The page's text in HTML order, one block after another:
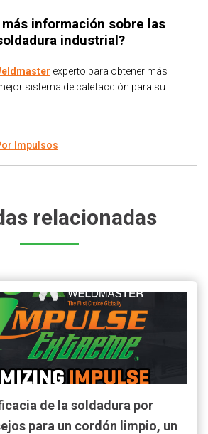
información sobre las
industrial?
experto para obtener más
sistema de calefacción para su
Impulsos
relacionadas
de la soldadura por
para un cordón limpio, un